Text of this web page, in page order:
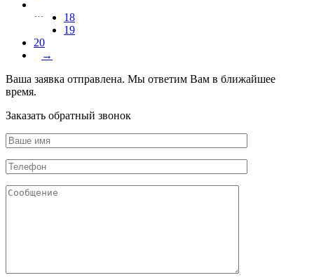
…
18
19
20
→
Ваша заявка отправлена. Мы ответим Вам в ближайшее
время.
Заказать обратный звонок